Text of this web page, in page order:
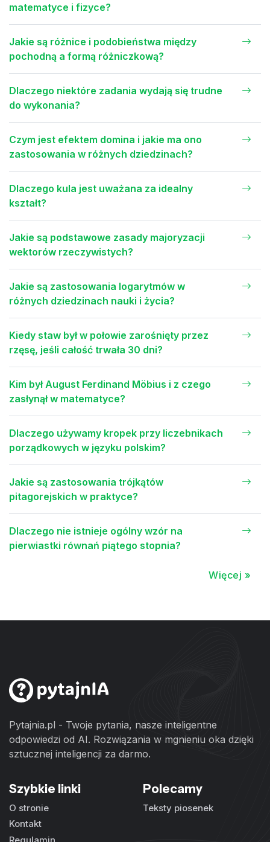
matematyce i fizyce?
Jakie są różnice i podobieństwa między
pochodną a formą różniczkową?
Dlaczego niektóre zadania wydają się trudne
do wykonania?
Czym jest efektem domina i jakie ma ono
zastosowania w różnych dziedzinach?
Dlaczego kula jest uważana za idealny
kształt?
Jakie są podstawowe zasady majoryzacji
wektorów rzeczywistych?
Jakie są zastosowania logarytmów w
różnych dziedzinach nauki i życia?
Kiedy staw był w połowie zarośnięty przez
rzęsę, jeśli całość trwała 30 dni?
Kim był August Ferdinand Möbius i z czego
zasłynął w matematyce?
Dlaczego używamy kropek przy liczebnikach
porządkowych w języku polskim?
Jakie są zastosowania trójkątów
pitagorejskich w praktyce?
Dlaczego nie istnieje ogólny wzór na
pierwiastki równań piątego stopnia?
Więcej »
Pytajnia.pl - Twoje pytania, nasze inteligentne
odpowiedzi od AI. Rozwiązania w mgnieniu oka dzięki
sztucznej inteligencji za darmo.
Szybkie linki
O stronie
Kontakt
Polecamy
Teksty piosenek